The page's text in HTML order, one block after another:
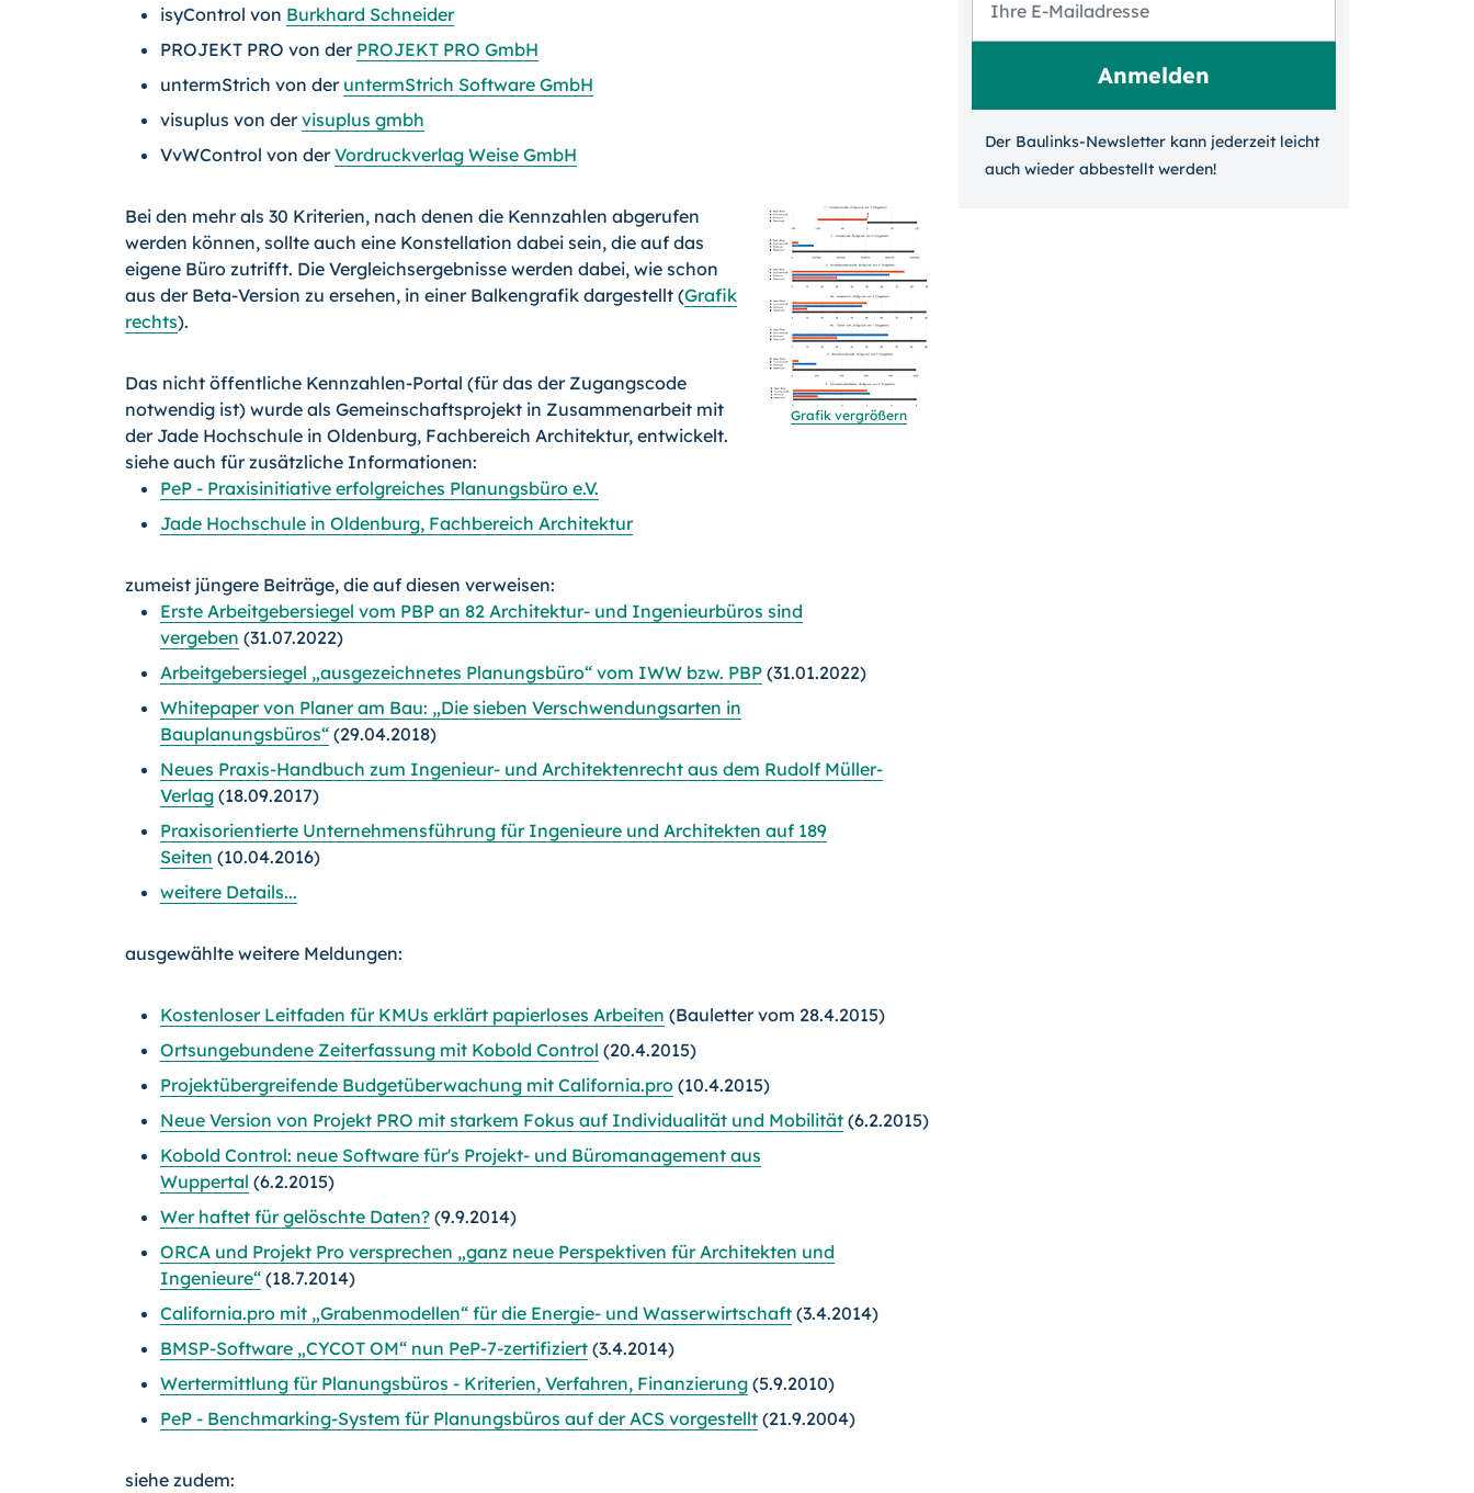
isyControl von Burkhard Schneider
PROJEKT PRO von der PROJEKT PRO GmbH
untermStrich von der untermStrich Software GmbH
visuplus von dervisuplus gmbh
VvWControl von derVordruckverlag Weise GmbH
Grafik vergrößern
Bei den mehr als 30 Kriterien, nach denen die Kennzahlen abgerufen
werden können, sollte auch eine Konstellation dabei sein, die auf das
eigene Büro zutrifft. Die Vergleichsergebnisse werden dabei, wie schon
aus der Beta-Version zu ersehen, in einer Balkengrafik dargestellt (Grafik
rechts).
Das nicht öffentliche Kennzahlen-Portal (für das der Zugangscode
notwendig ist) wurde als Gemeinschaftsprojekt in Zusammenarbeit mit
der Jade Hochschule in Oldenburg, Fachbereich Architektur, entwickelt.
siehe auch für zusätzliche Informationen:
PeP - Praxisinitiative erfolgreiches Planungsbüro e.V.
Jade Hochschule in Oldenburg, Fachbereich Architektur
zumeist jüngere Beiträge, die auf diesen verweisen:
Erste Arbeitgebersiegel vom PBP an 82 Architektur- und Ingenieurbüros sind
vergeben (31.07.2022)
Arbeitgebersiegel „ausgezeichnetes Planungsbüro“ vom IWW bzw. PBP (31.01.2022)
Whitepaper von Planer am Bau: „Die sieben Verschwendungsarten in
Bauplanungsbüros“ (29.04.2018)
Neues Praxis-Handbuch zum Ingenieur- und Architektenrecht aus dem Rudolf Müller-
Verlag (18.09.2017)
Praxisorientierte Unternehmensführung für Ingenieure und Architekten auf 189
Seiten (10.04.2016)
weitere Details...
ausgewählte weitere Meldungen:
Kostenloser Leitfaden für KMUs erklärt papierloses Arbeiten (Bauletter vom 28.4.2015)
Ortsungebundene Zeiterfassung mit Kobold Control (20.4.2015)
Projektübergreifende Budgetüberwachung mit California.pro (10.4.2015)
Neue Version von Projekt PRO mit starkem Fokus auf Individualität und Mobilität (6.2.2015)
Kobold Control: neue Software für's Projekt- und Büromanagement aus
Wuppertal (6.2.2015)
Wer haftet für gelöschte Daten? (9.9.2014)
ORCA und Projekt Pro versprechen „ganz neue Perspektiven für Architekten und
Ingenieure“ (18.7.2014)
California.pro mit „Grabenmodellen“ für die Energie- und Wasserwirtschaft (3.4.2014)
BMSP-Software „CYCOT OM“ nun PeP-7-zertifiziert (3.4.2014)
Wertermittlung für Planungsbüros - Kriterien, Verfahren, Finanzierung (5.9.2010)
PeP - Benchmarking-System für Planungsbüros auf der ACS vorgestellt (21.9.2004)
siehe zudem:
Der Baulinks-Newsletter kann jeder­zeit leicht
auch wieder ab­bestellt werden!